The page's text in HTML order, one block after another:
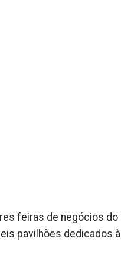
feiras de negócios
pavilhões dedicados